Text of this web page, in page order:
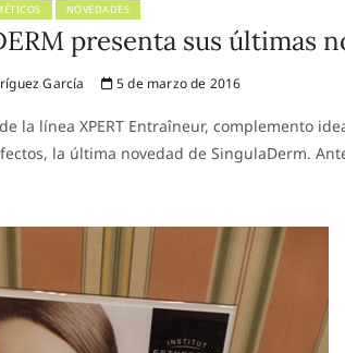
NOVEDADES
presenta sus últimas
García 5 de marzo de 2016
la línea XPERT Entraîneur, complemento
la última novedad de SingulaDerm.